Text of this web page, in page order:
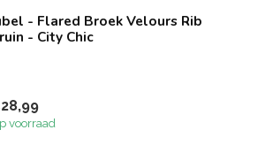
- Flared Broek Velours Rib
- City Chic
voorraad